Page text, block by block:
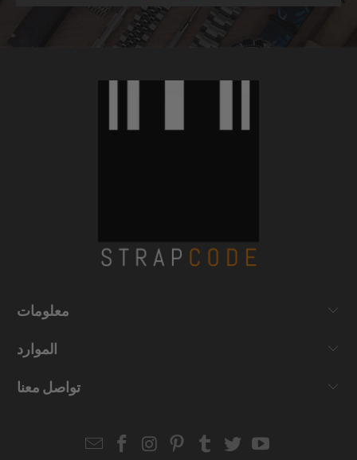
معلومات
الموارد
تواصل معنا
EmailStrapcode
Strapcode
Strapcode
Strapcode
Strapcode